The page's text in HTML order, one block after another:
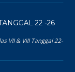
22 -26
VII & VIII Tanggal 22-